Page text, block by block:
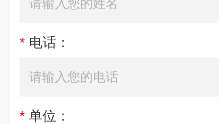
* 电话：
* 单位：